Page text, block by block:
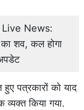
News:
का शव, कल होगा
पत्रकारों को याद
किया गया.